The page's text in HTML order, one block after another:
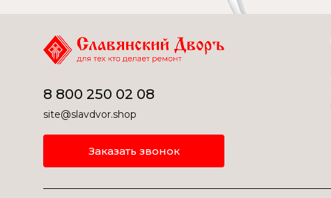
8 800 250 02 08
site@slavdvor.shop
Заказать звонок